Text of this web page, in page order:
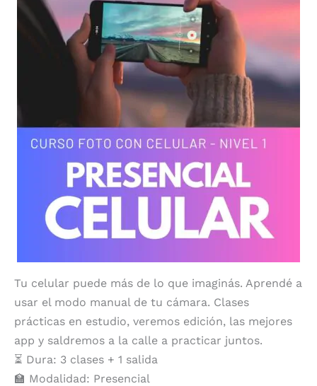
Tu celular puede más de lo que imaginás. Aprendé a
usar el modo manual de tu cámara. Clases
prácticas en estudio, veremos edición, las mejores
app y saldremos a la calle a practicar juntos.
⏳ Dura: 3 clases + 1 salida
🏫 Modalidad: Presencial